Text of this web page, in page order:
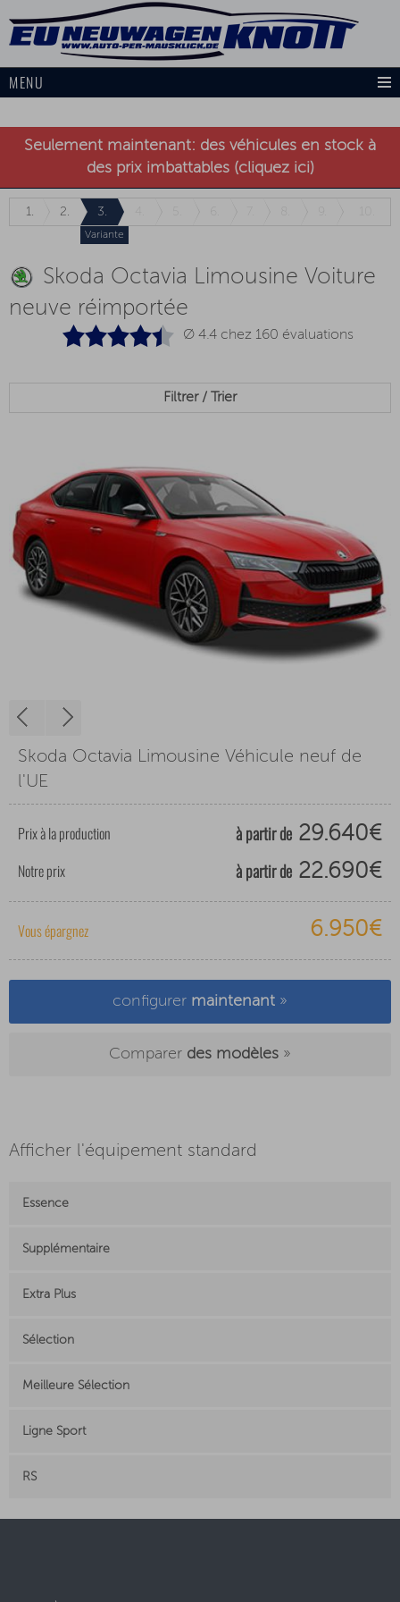
MENU
Seulement maintenant: des véhicules en stock à
des prix imbattables (cliquez ici)
1. 2. 3.
Variante
Skoda Octavia Limousine Voiture
neuve réimportée
Ø 4.4 chez 160 évaluations
Filtrer / Trier
Skoda Octavia Limousine Véhicule neuf de
l'UE
Prix à la production à partir de 29.640€
Notre prix à partir de 22.690€
Vous épargnez 6.950€
configurer maintenant »
Comparer des modèles »
Afficher l'équipement standard
Essence
Supplémentaire
Extra Plus
Sélection
Meilleure Sélection
Ligne Sport
RS